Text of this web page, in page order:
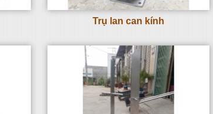
Trụ lan can kính